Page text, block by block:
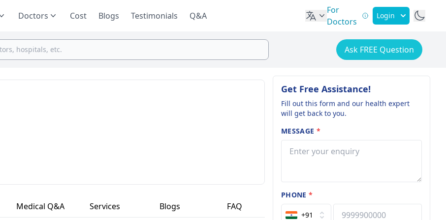
Doctors Cost Blogs Testimonials Q&A
For
Doctors
Login
Ask FREE Question
Medical Q&A Services Blogs FAQ
Get Free Assistance!
Fill out this form and our health expert
will get back to you.
MESSAGE *
PHONE*
+91